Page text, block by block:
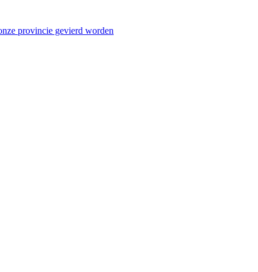
provincie gevierd worden